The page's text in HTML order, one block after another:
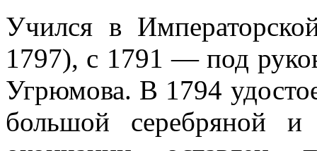
Учился в
1797), с 1791 — под
Угрюмова. В 1794
большой серебряной